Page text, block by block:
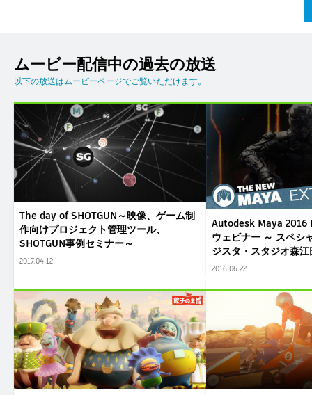
ムービー配信中の過去の放送
以下の放送はムービーページでご覧いただけます。
The day of SHOTGUN～映像、ゲーム制
作向けプロジェクト管理ツール、
SHOTGUN事例セミナー～
2017.04.12
Autodesk Maya 2016
ウェビナー ～ スペシ
ジスタ・スタジオ森江
2016.06.22